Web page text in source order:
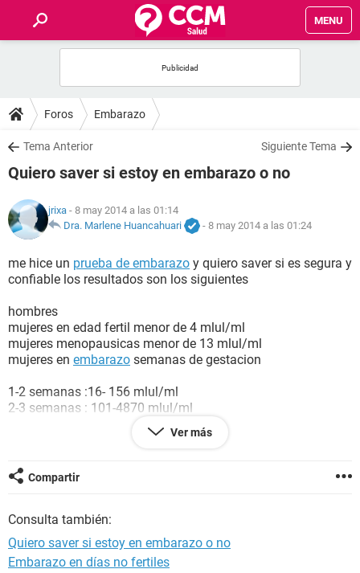
MENU
FOROS
SALUD
FAMILIA
NUTRICIÓN
BIENESTAR
SEXUALIDAD
GLOSARIO
Foros Embarazo
Tema Anterior Siguiente Tema
Quiero saver si estoy en embarazo o no
jrixa - 8 may 2014 a las 01:14
Dra. Marlene Huancahuari
- 8 may 2014 a las 01:24
me hice un prueba de embarazo y quiero saver si es segura y
confiable los resultados son los siguientes
hombres
mujeres en edad fertil menor de 4 mlul/ml
mujeres menopausicas menor de 13 mlul/ml
mujeres en embarazo semanas de gestacion
1-2 semanas :16- 156 mlul/ml
2-3 semanas : 101-4870 mlul/ml
3-4 semanas : 1110 - 31500mlul/ml
5-6 semanas : 2560- 82300 mlul/ml
7-11 semanas: 20900-291000 mlul/ml
y el resultado que me dieron a mi es de 23.64
Ver más
Compartir
Consulta también:
Quiero saver si estoy en embarazo o no
Embarazo en días no fertiles